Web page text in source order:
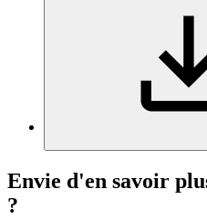
Envie d'en savoir
?